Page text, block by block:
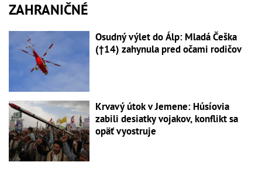
ZAHRANIČNÉ
Osudný výlet do Álp: Mladá Češka
(†14) zahynula pred očami rodičov
Krvavý útok v Jemene: Húsíovia
zabili desiatky vojakov, konflikt sa
opäť vyostruje